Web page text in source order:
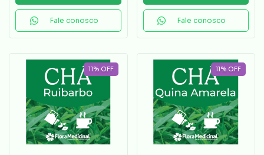
Fale conosco Fale conosco
11% OFF 11% OFF